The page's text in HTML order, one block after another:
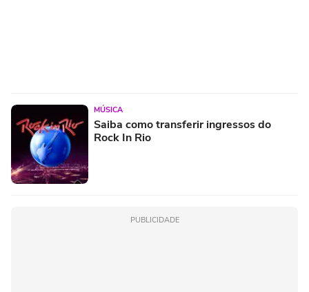
MÚSICA
Saiba como transferir ingressos do
Rock In Rio
PUBLICIDADE